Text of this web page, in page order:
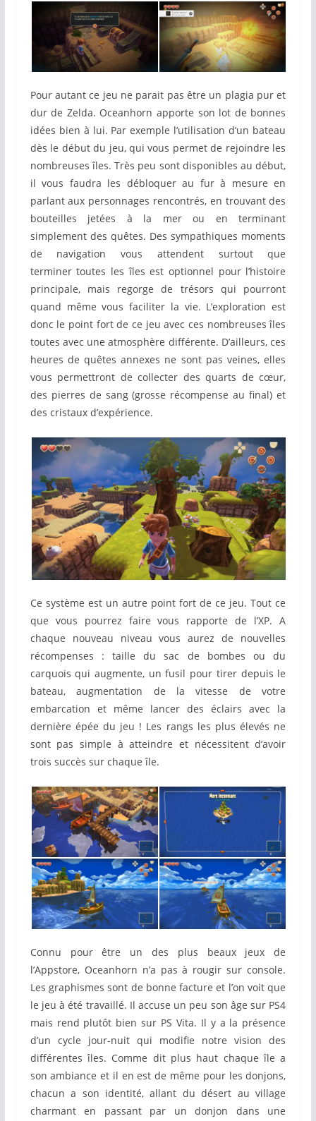
Pour autant ce jeu ne parait pas être un plagia pur et
dur de Zelda. Oceanhorn apporte son lot de bonnes
idées bien à lui. Par exemple l’utilisation d’un bateau
dès le début du jeu, qui vous permet de rejoindre les
nombreuses îles. Très peu sont disponibles au début,
il vous faudra les débloquer au fur à mesure en
parlant aux personnages rencontrés, en trouvant des
bouteilles jetées à la mer ou en terminant
simplement des quêtes. Des sympathiques moments
de navigation vous attendent surtout que
terminer toutes les îles est optionnel pour l’histoire
principale, mais regorge de trésors qui pourront
quand même vous faciliter la vie. L’exploration est
donc le point fort de ce jeu avec ces nombreuses îles
toutes avec une atmosphère différente. D’ailleurs, ces
heures de quêtes annexes ne sont pas veines, elles
vous permettront de collecter des quarts de cœur,
des pierres de sang (grosse récompense au final) et
des cristaux d’expérience.
Ce système est un autre point fort de ce jeu. Tout ce
que vous pourrez faire vous rapporte de l’XP. A
chaque nouveau niveau vous aurez de nouvelles
récompenses : taille du sac de bombes ou du
carquois qui augmente, un fusil pour tirer depuis le
bateau, augmentation de la vitesse de votre
embarcation et même lancer des éclairs avec la
dernière épée du jeu ! Les rangs les plus élevés ne
sont pas simple à atteindre et nécessitent d’avoir
trois succès sur chaque île.
Connu pour être un des plus beaux jeux de
l’Appstore, Oceanhorn n’a pas à rougir sur console.
Les graphismes sont de bonne facture et l’on voit que
le jeu à été travaillé. Il accuse un peu son âge sur PS4
mais rend plutôt bien sur PS Vita. Il y a la présence
d’un cycle jour-nuit qui modifie notre vision des
différentes îles. Comme dit plus haut chaque île a
son ambiance et il en est de même pour les donjons,
chacun a son identité, allant du désert au village
charmant en passant par un donjon dans une